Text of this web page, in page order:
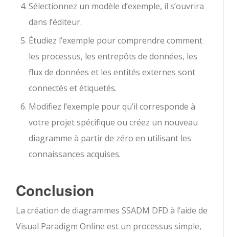
Sélectionnez un modèle d’exemple, il s’ouvrira
dans l’éditeur.
Étudiez l’exemple pour comprendre comment
les processus, les entrepôts de données, les
flux de données et les entités externes sont
connectés et étiquetés.
Modifiez l’exemple pour qu’il corresponde à
votre projet spécifique ou créez un nouveau
diagramme à partir de zéro en utilisant les
connaissances acquises.
Conclusion
La création de diagrammes SSADM DFD à l’aide de
Visual Paradigm Online est un processus simple,